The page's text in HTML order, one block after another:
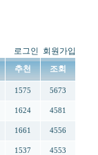
로그인 회원가입
추천 조회
1575 5673
1624 4581
1661 4556
1537 4553